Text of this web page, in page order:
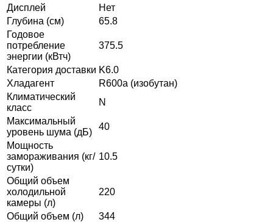
Дисплей
Нет
Глубина (см)
65.8
Годовое
потребление
энергии (кВтч)
375.5
Категория доставки K6.0
Хладагент
R600a (изобутан)
Климатический
класс
N
Максимальный
уровень шума (дБ)
40
Мощность
замораживания (кг/
сутки)
10.5
Общий объем
холодильной
камеры (л)
220
Общий объем (л)
344